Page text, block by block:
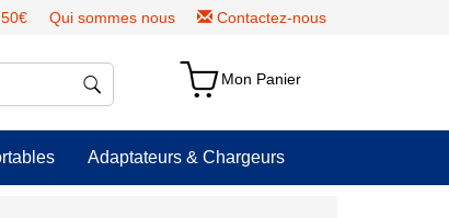
Qui sommes nous Contactez-nous
Mon Panier
Adaptateurs & Chargeurs